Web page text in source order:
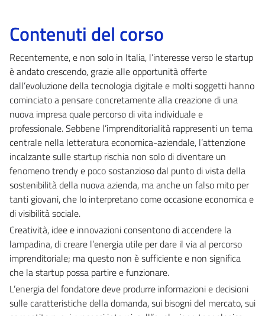
Contenuti del corso
Recentemente, e non solo in Italia, l’interesse verso le startup
è andato crescendo, grazie alle opportunità offerte
dall’evoluzione della tecnologia digitale e molti soggetti hanno
cominciato a pensare concretamente alla creazione di una
nuova impresa quale percorso di vita individuale e
professionale. Sebbene l’imprenditorialità rappresenti un tema
centrale nella letteratura economica-aziendale, l’attenzione
incalzante sulle startup rischia non solo di diventare un
fenomeno trendy e poco sostanzioso dal punto di vista della
sostenibilità della nuova azienda, ma anche un falso mito per
tanti giovani, che lo interpretano come occasione economica e
di visibilità sociale.
Creatività, idee e innovazioni consentono di accendere la
lampadina, di creare l’energia utile per dare il via al percorso
imprenditoriale; ma questo non è sufficiente e non significa
che la startup possa partire e funzionare.
L’energia del fondatore deve produrre informazioni e decisioni
sulle caratteristiche della domanda, sui bisogni del mercato, sui